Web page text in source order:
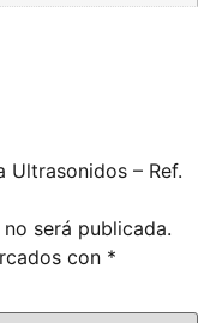
Ultrasonidos – Ref.
será publicada.
con *